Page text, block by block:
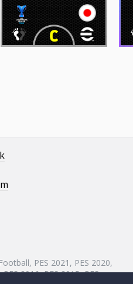
PES 2021, PES 2020,
2016, PES 2015, PES